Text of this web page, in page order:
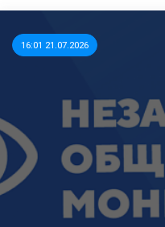
16:01 21.07.2026